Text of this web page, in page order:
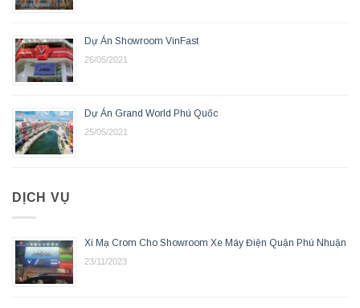
Dự Án Showroom VinFast
26/05/2021
Dự Án Grand World Phú Quốc
25/05/2021
DỊCH VỤ
Xi Mạ Crom Cho Showroom Xe Máy Điện Quận Phú Nhuận
23/11/2023